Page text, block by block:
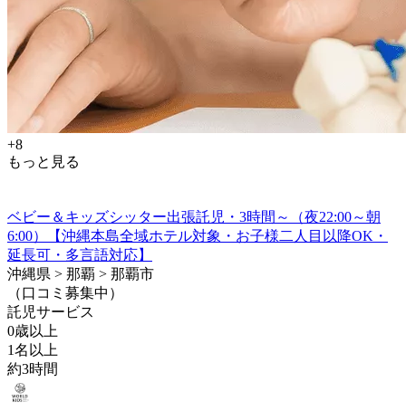
+8
もっと見る
ベビー＆キッズシッター出張託児・3時間～（夜22:00～朝
6:00）【沖縄本島全域ホテル対象・お子様二人目以降OK・
延長可・多言語対応】
沖縄県 > 那覇 > 那覇市
（口コミ募集中）
託児サービス
0歳以上
1名以上
約3時間